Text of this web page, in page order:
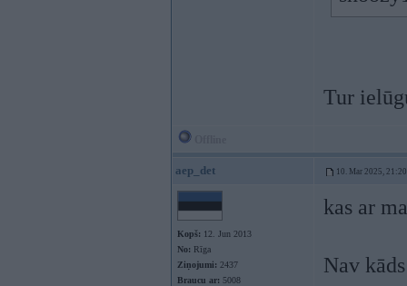
Tur
aep_det 10. Mar 2025, 21:20
Kopš: 12. Jun 2013
No: Rīga
Ziņojumi: 2437
Braucu ar: 5008
kas ar
Nav